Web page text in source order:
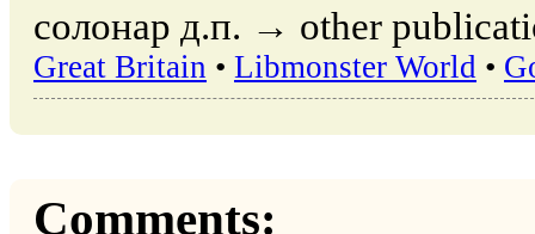
солонар д.п. → other
Great Britain • Libmonster World •
Comments: